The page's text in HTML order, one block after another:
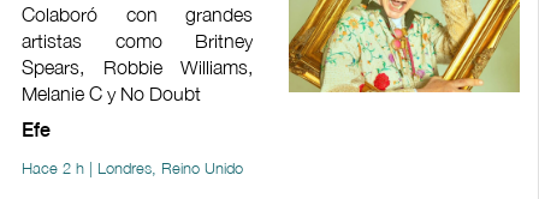
Colaboró con grandes
artistas como Britney
Spears, Robbie Williams,
Melanie C y No Doubt
Efe
Hace 2 h | Londres, Reino Unido